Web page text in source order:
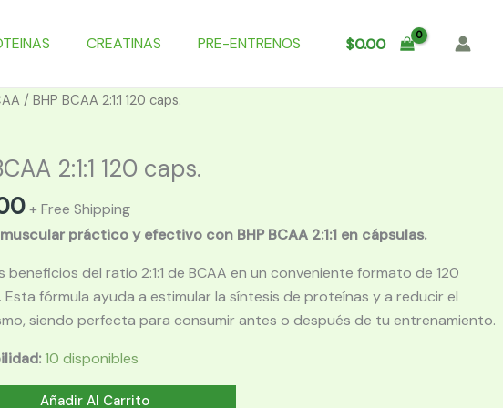
CREATINAS PRE-ENTRENOS $0.00
/ BHP BCAA 2:1:1 120 caps.
2:1:1 120 caps.
+ Free Shipping
práctico y efectivo con BHP BCAA 2:1:1 en cápsulas.
beneficios del ratio 2:1:1 de BCAA en un conveniente formato de 120
Esta fórmula ayuda a estimular la síntesis de proteínas y a reducir el
siendo perfecta para consumir antes o después de tu entrenamiento.
10 disponibles
Añadir Al Carrito